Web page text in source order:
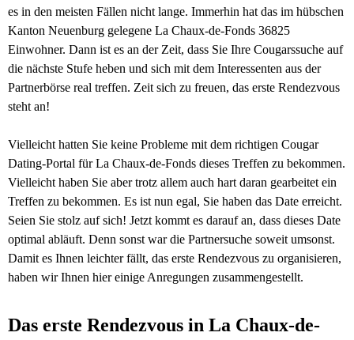
es in den meisten Fällen nicht lange. Immerhin hat das im hübschen
Kanton Neuenburg gelegene La Chaux-de-Fonds 36825
Einwohner. Dann ist es an der Zeit, dass Sie Ihre Cougarssuche auf
die nächste Stufe heben und sich mit dem Interessenten aus der
Partnerbörse real treffen. Zeit sich zu freuen, das erste Rendezvous
steht an!
Vielleicht hatten Sie keine Probleme mit dem richtigen Cougar
Dating-Portal für La Chaux-de-Fonds dieses Treffen zu bekommen.
Vielleicht haben Sie aber trotz allem auch hart daran gearbeitet ein
Treffen zu bekommen. Es ist nun egal, Sie haben das Date erreicht.
Seien Sie stolz auf sich! Jetzt kommt es darauf an, dass dieses Date
optimal abläuft. Denn sonst war die Partnersuche soweit umsonst.
Damit es Ihnen leichter fällt, das erste Rendezvous zu organisieren,
haben wir Ihnen hier einige Anregungen zusammengestellt.
Das erste Rendezvous in La Chaux-de-